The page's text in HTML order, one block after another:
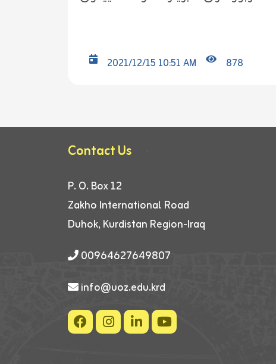
2021/12/15 10:51 AM 878
Contact Us
P. O. Box 12
Zakho International Road
Duhok, Kurdistan Region-Iraq
00964627649807
info@uoz.edu.krd